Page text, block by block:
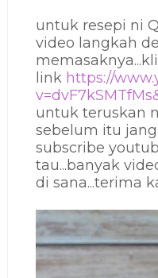
untuk resepi ni
video langkah
link https://
untuk teruskan
sebelum itu
subscribe
tau...banyak
di sana...terima